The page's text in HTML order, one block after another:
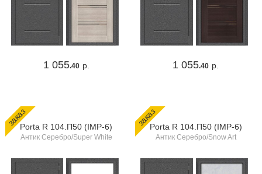
1 055.40 р. 1 055.40 р.
заказPorta R 104.П50 (IMP-6)
Антик Серебро/Super White
заказPorta R 104.П50 (IMP-6)
Антик Серебро/Snow Art